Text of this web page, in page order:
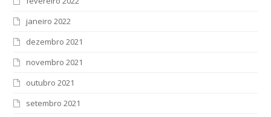
janeiro 2022
dezembro 2021
novembro 2021
outubro 2021
setembro 2021